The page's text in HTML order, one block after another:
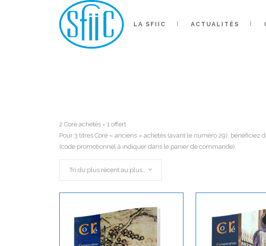
LA SFIIC ACTUALITÉS
2 Coré achetés = 1 offert
Pour 3 titres Coré « anciens » achetés (avant le numéro 29), bénéficiez
(code promotionnel à indiquer dans le panier de commande).
Tri du plus récent au plus ancien